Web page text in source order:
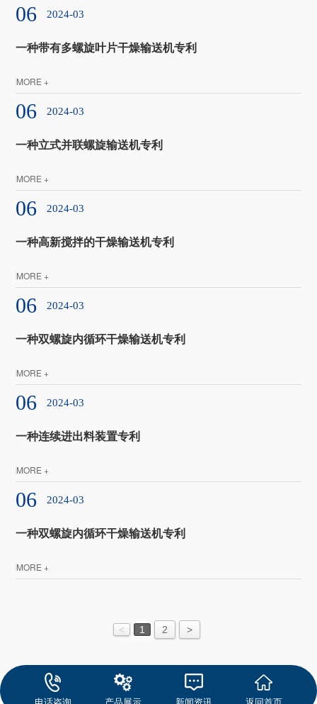
06 2024-03
一种带有多螺旋叶片干燥输送机专利
MORE +
06 2024-03
一种立式并联螺旋输送机专利
MORE +
06 2024-03
一种高新搅拌的干燥输送机专利
MORE +
06 2024-03
一种双螺旋内循环干燥输送机专利
MORE +
06 2024-03
一种连续进出料装置专利
MORE +
06 2024-03
一种双螺旋内循环干燥输送机专利
MORE +
< 1 2 >